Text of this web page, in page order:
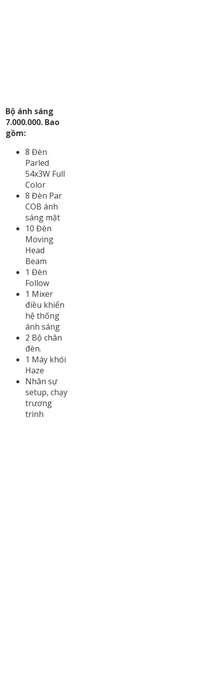
Bộ ánh sáng
7.000.000. Bao
gồm:
8 Đèn
Parled
54x3W Full
Color
8 Đèn Par
COB ánh
sáng mặt
10 Đèn
Moving
Head
Beam
1 Đèn
Follow
1 Mixer
điều khiển
hệ thống
ánh sáng
2 Bộ chân
đèn.
1 Máy khói
Haze
Nhân sự
setup, chạy
trương
trình